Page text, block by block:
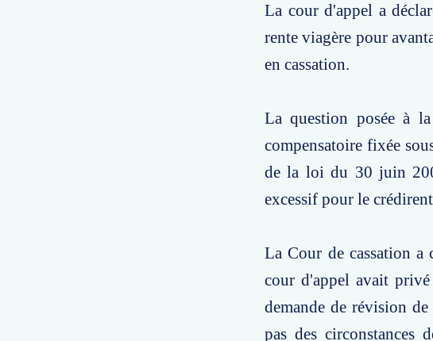
La cour d'appel a
rente viagère pour
en cassation.
La question posée à
compensatoire fixée
de la loi du 30 juin
excessif pour le
La Cour de cassation a
cour d'appel avait privé
demande de révision
pas des circonstances